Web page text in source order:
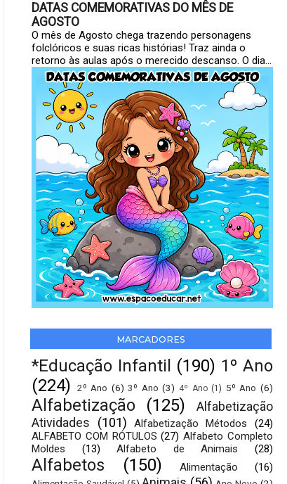
DATAS COMEMORATIVAS DO MÊS DE
AGOSTO
O mês de Agosto chega trazendo personagens
folclóricos e suas ricas histórias! Traz ainda o
retorno às aulas após o merecido descanso. O dia...
MARCADORES
*Educação Infantil (190) 1º Ano
(224)
2º Ano (6) 3º Ano (3) 4º Ano (1) 5º Ano (6)
Alfabetização (125)
Alfabetização
Atividades
(101) Alfabetização Métodos
(24)
ALFABETO COM RÓTULOS (27) Alfabeto Completo
Moldes
(13) Alfabeto de Animais (28)
Alfabetos (150) Alimentação (16)